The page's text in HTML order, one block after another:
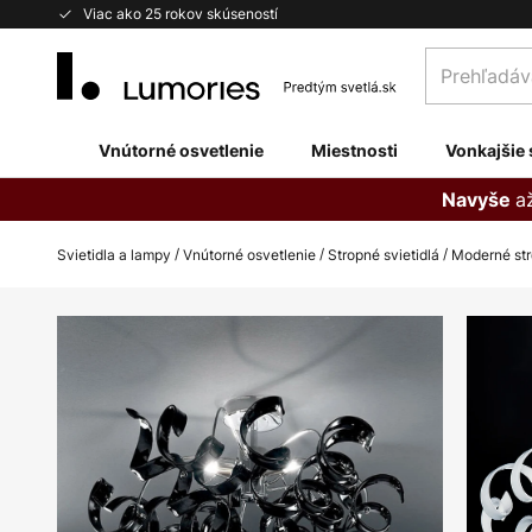
Viac ako 25 rokov skúseností
Skip
obchod
Vnútorné osvetlenie Miestnosti Vonkajšie
Navyše
Svietidla a lampy Vnútorné osvetlenie Stropné svietidlá Moderné
obrázkov